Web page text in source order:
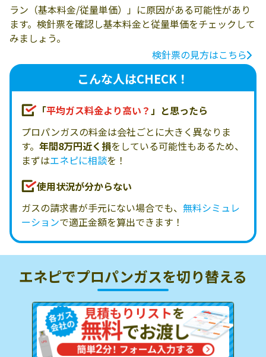
ラン（基本料金/従量単価）」に原因がある可能性があり
ます。検針票を確認し基本料金と従量単価をチェックして
みましょう。
検針票の見方はこちら
こんな人はCHECK！
「平均ガス料金より高い？」と思ったら
プロパンガスの料金は会社ごとに大きく異なりま
す。 年間8万円近く損をしている可能性もあるため、
まずはエネピに相談を！
使用状況が分からない
ガスの請求書が手元にない場合でも、 無料シミュレ
ーションで適正金額を算出できます！
エネピでプロパンガスを切り替える